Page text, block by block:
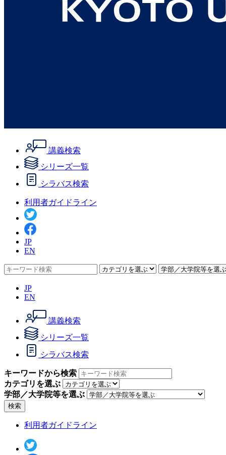
講義検索
シリーズ一覧
シラバス検索
利用者ガイドライン
JP
EN
JP
EN
講義検索
シリーズ一覧
シラバス検索
キーワードから検索
カテゴリを選ぶ
学部／大学院等を選ぶ
検索
利用者ガイドライン